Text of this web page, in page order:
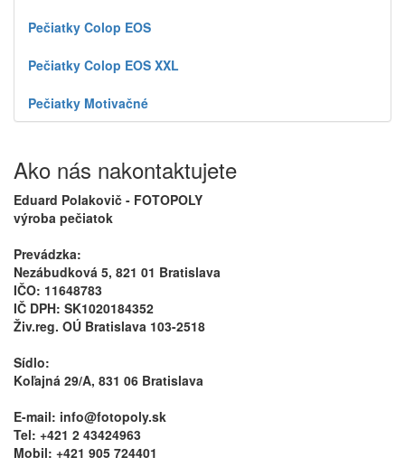
Pečiatky Colop EOS
Pečiatky Colop EOS XXL
Pečiatky Motivačné
Ako nás nakontaktujete
Eduard Polakovič - FOTOPOLY
výroba pečiatok
Prevádzka:
Nezábudková 5, 821 01 Bratislava
IČO: 11648783
IČ DPH: SK1020184352
Živ.reg. OÚ Bratislava 103-2518
Sídlo:
Koľajná 29/A, 831 06 Bratislava
E-mail: info@fotopoly.sk
Tel: +421 2 43424963
Mobil: +421 905 724401